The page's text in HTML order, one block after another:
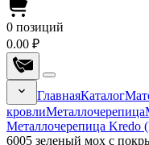
0 позиций
0.00 ₽
ГлавнаяКаталог
кровлиМеталлочерепица
Металлочерепица Kredo
6005 зеленый мох с